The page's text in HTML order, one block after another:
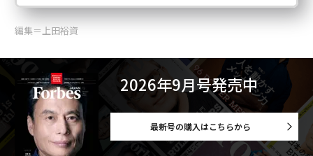
アバターロボが配膳や接客 人間的なサービスと効率化の融合
タグ：
生成AI
ロボット/ロボティクス
報酬/給料
advertisement